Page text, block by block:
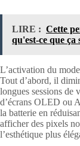
LIRE : Cette
qu'est-ce que ça
L’activation du
Tout d’abord, il
longues sessions de
d’écrans OLED ou
la batterie en
afficher des pixels
l’esthétique plus